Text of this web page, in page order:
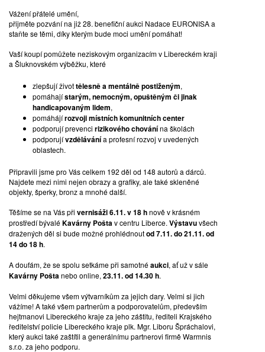
Vážení přátelé umění,
přijměte pozvání na již 28. benefiční aukci Nadace EURONISA a
staňte se těmi, díky kterým bude moci umění pomáhat!
Vaší koupí pomůžete neziskovým organizacím v Libereckém kraji
a Šluknovském výběžku, které
zlepšují živottělesně a mentálně postiženým,
pomáhajístarým, nemocným, opuštěným či jinak
handicapovaným lidem,
pomáhájírozvoji místních komunitních center
podporují prevenci rizikového chovánína školách
podporujívzdělávánía profesní rozvoj v uvedených
oblastech.
Připravili jsme pro Vás celkem 192 děl od 148 autorů a dárců.
Najdete mezi nimi nejen obrazy a grafiky, ale také skleněné
objekty, šperky, bronz a mnohé další.
Těšíme se na Vás při vernisáži 6.11. v 18 hnově v krásném
prostředí bývaléKavárny Poštav centru Liberce. Výstavuvšech
dražených děl si bude možné prohlédnoutod 7.11. do 21.11. od
14 do 18 h.
A doufám, že se spolu setkáme při samotnéaukci, ať už v sále
Kavárny Poštanebo online, 23.11. od 14.30 h.
Velmi děkujeme všem výtvarníkům za jejich dary. Velmi si jich
vážíme! A také všem partnerům a podporovatelům, především
hejtmanovi Libereckého kraje za jeho záštitu, řediteli Krajského
ředitelství policie Libereckého kraje plk. Mgr. Liboru Špráchalovi,
který aukci také zaštítil a generálnímu partnerovi firmě Warmnis
s.r.o. za jeho podporu.